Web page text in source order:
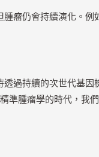
腫瘤仍會持續演化。
透過持續的次世代基
準腫瘤學的時代，我